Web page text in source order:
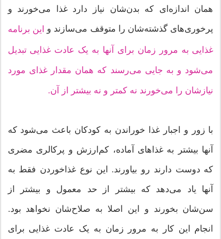
همان اندازه‌ای که بدن‌شان نیاز دارد غذا می‌خورند و
پرخوری‌های گذشته‌شان را متوقف می‌سازند و این برنامه
غذایی به مرور زمان برای آنها به یک عادت غذایی تبدیل
می‌شود و به جایی می‌رسند که همان مقدار غذای مورد
نیازشان را می‌خورند نه کمتر و نه بیشتر از آن.
با زور و اجبار غذا خوراندن به کودکان باعث می‌شود که
آنها بیشتر به غذاهای آماده، کم‌ارزش و پرکالری مضری
که دوست دارند رو بیاورند. این نوع غذاخوردن فقط به
آنها یاد می‌دهد که بیشتر از حد معمول و بیشتر از
سن‌شان بخورند و این اصلا به صلاح‌شان نخواهد بود.
انجام این کار به مرور زمان به یک عادت غذایی برای